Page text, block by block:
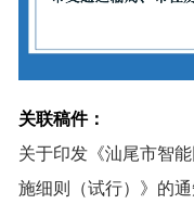
关联稿件：
关于印发《汕尾市智
施细则（试行）》的通